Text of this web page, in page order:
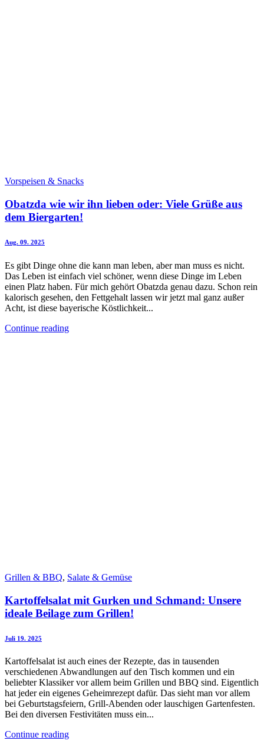
Vorspeisen & Snacks
Obatzda wie wir ihn lieben oder: Viele Grüße aus
dem Biergarten!
Aug. 09. 2025
Es gibt Dinge ohne die kann man leben, aber man muss es nicht.
Das Leben ist einfach viel schöner, wenn diese Dinge im Leben
einen Platz haben. Für mich gehört Obatzda genau dazu. Schon rein
kalorisch gesehen, den Fettgehalt lassen wir jetzt mal ganz außer
Acht, ist diese bayerische Köstlichkeit...
Continue reading
Grillen & BBQ, Salate & Gemüse
Kartoffelsalat mit Gurken und Schmand: Unsere
ideale Beilage zum Grillen!
Juli 19. 2025
Kartoffelsalat ist auch eines der Rezepte, das in tausenden
verschiedenen Abwandlungen auf den Tisch kommen und ein
beliebter Klassiker vor allem beim Grillen und BBQ sind. Eigentlich
hat jeder ein eigenes Geheimrezept dafür. Das sieht man vor allem
bei Geburtstagsfeiern, Grill-Abenden oder lauschigen Gartenfesten.
Bei den diversen Festivitäten muss ein...
Continue reading